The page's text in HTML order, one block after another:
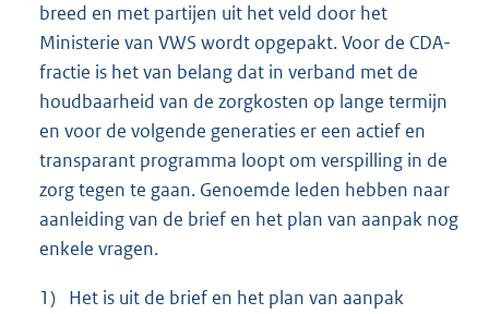
breed en met partijen uit het veld door het
Ministerie van VWS wordt opgepakt. Voor de CDA-
fractie is het van belang dat in verband met de
houdbaarheid van de zorgkosten op lange termijn
en voor de volgende generaties er een actief en
transparant programma loopt om verspilling in de
zorg tegen te gaan. Genoemde leden hebben naar
aanleiding van de brief en het plan van aanpak nog
enkele vragen.
1) Het is uit de brief en het plan van aanpak